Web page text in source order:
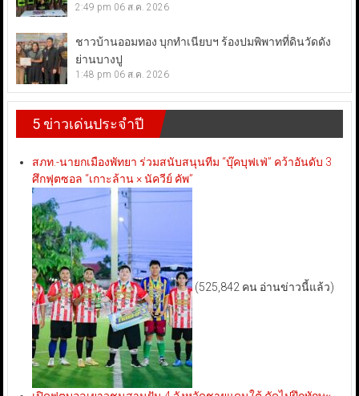
2:49 pm 06 ส.ค. 2026
ชาวบ้านออมทอง บุกทำเนียบฯ ร้องปมพิพาทที่ดินวัดดัง
ย่านบางปู
1:48 pm 06 ส.ค. 2026
5 ข่าวเด่นประจำปี
สภท.-นายกเมืองพัทยา ร่วมสนับสนุนทีม “บุ๊คบุฟเฟ่” คว้าอันดับ 3
ศึกฟุตซอล “เกาะล้าน × นัควีย์ คัพ”
(525,842 คน อ่านข่าวนี้แล้ว)